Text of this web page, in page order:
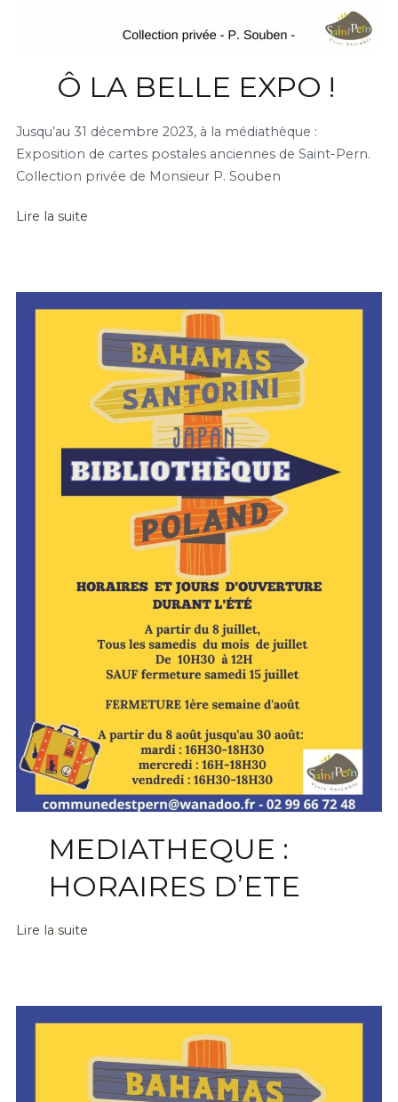
Ô LA BELLE EXPO !
Jusqu’au 31 décembre 2023, à la médiathèque :
Exposition de cartes postales anciennes de Saint-Pern.
Collection privée de Monsieur P. Souben
Lire la suite
MEDIATHEQUE :
HORAIRES D’ETE
Lire la suite